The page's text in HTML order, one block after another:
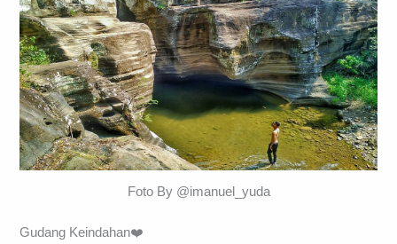
Foto By @imanuel_yuda
Gudang Keindahan❤️